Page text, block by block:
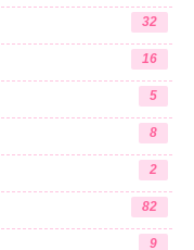
32
16
5
8
2
82
9